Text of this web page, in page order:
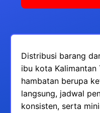
Distribusi barang
ibu kota Kalimantan
hambatan berupa
langsung, jadwal
konsisten, serta